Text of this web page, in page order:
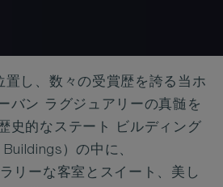
置し、数々の受賞歴を誇る当ホ
バン ラグジュアリーの真髄を
史的なステート ビルディング
Buildings）の中に、
リーな客室とスイート、美し